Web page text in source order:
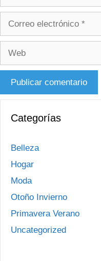
Categorías
Belleza
Hogar
Moda
Otoño Invierno
Primavera Verano
Uncategorized